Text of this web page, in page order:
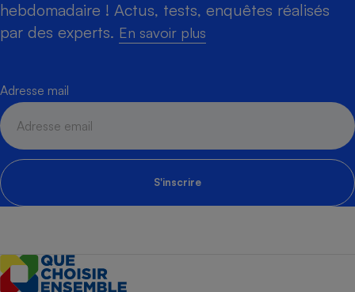
hebdomadaire ! Actus, tests, enquêtes réalisés
par des experts. En savoir plus
Adresse mail
S'inscrire